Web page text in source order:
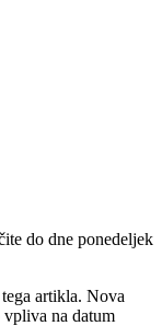
do dne ponedeljek
artikla. Nova
vpliva na datum